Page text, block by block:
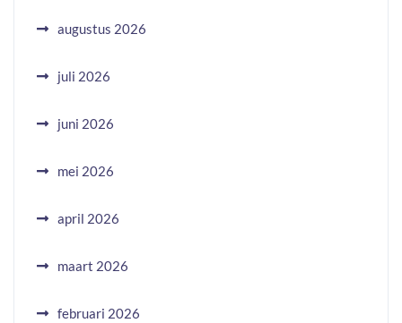
augustus 2026
juli 2026
juni 2026
mei 2026
april 2026
maart 2026
februari 2026